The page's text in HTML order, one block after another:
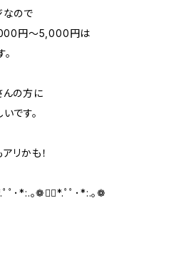
なので
円〜5,000円は
んの方に
です。
リかも！
ﾟ･*:.｡❁❁⃘*.ﾟﾟ･*:.｡❁